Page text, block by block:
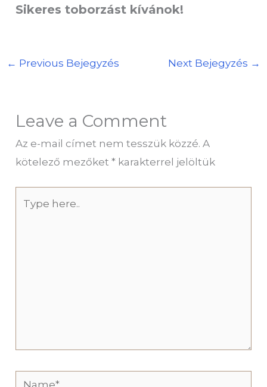
Sikeres toborzást kívánok!
← Previous Bejegyzés Next Bejegyzés →
Leave a Comment
Az e-mail címet nem tesszük közzé. A
kötelező mezőket* karakterrel jelöltük
Name*